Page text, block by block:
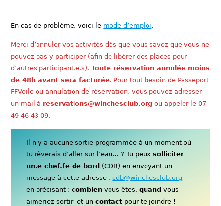
En cas de problème, voici le mode d’emploi.
Merci d’annuler vos activités dès que vous savez que vous ne
pouvez pas y participer (afin de libérer des places pour
d’autres participant.e.s).Toute réservation annulée moins
de 48h avant sera facturée. Pour tout besoin de Passeport
FFVoile ou annulation de réservation, vous pouvez adresser
un mail à reservations@winchesclub.org ou appeler le 07
49 46 43 09.
Il n’y a aucune sortie programmée à un moment où
tu rêverais d’aller sur l’eau… ? Tu peuxsolliciter
un.e chef.fe de bord (CDB) en envoyant un
message à cette adresse :cdb@winchesclub.org
en précisant :combien vous êtes,quand vous
aimeriez sortir, et uncontact pour te joindre !